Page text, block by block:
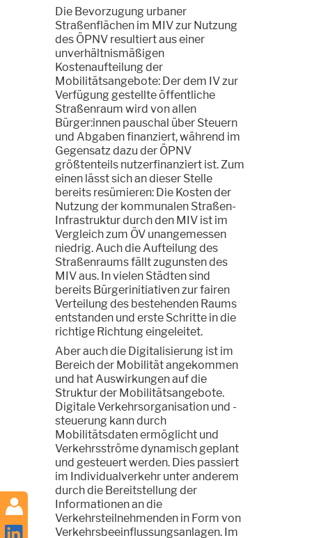
Die Bevorzugung urbaner
Straßenflächen im MIV zur Nutzung
des ÖPNV resultiert aus einer
unverhältnismäßigen
Kostenaufteilung der
Mobilitätsangebote: Der dem IV zur
Verfügung gestellte öffentliche
Straßenraum wird von allen
Bürger:innen pauschal über Steuern
und Abgaben finanziert, während im
Gegensatz dazu der ÖPNV
größtenteils nutzerfinanziert ist. Zum
einen lässt sich an dieser Stelle
bereits resümieren: Die Kosten der
Nutzung der kommunalen Straßen-
Infrastruktur durch den MIV ist im
Vergleich zum ÖV unangemessen
niedrig. Auch die Aufteilung des
Straßenraums fällt zugunsten des
MIV aus. In vielen Städten sind
bereits Bürgerinitiativen zur fairen
Verteilung des bestehenden Raums
entstanden und erste Schritte in die
richtige Richtung eingeleitet.
Aber auch die Digitalisierung ist im
Bereich der Mobilität angekommen
und hat Auswirkungen auf die
Struktur der Mobilitätsangebote.
Digitale Verkehrsorganisation und -
steuerung kann durch
Mobilitätsdaten ermöglicht und
Verkehrsströme dynamisch geplant
und gesteuert werden. Dies passiert
im Individualverkehr unter anderem
durch die Bereitstellung der
Informationen an die
Verkehrsteilnehmenden in Form von
Verkehrsbeeinflussungsanlagen. Im